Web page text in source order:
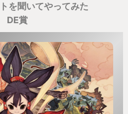
を聞いてやってみた
DE賞